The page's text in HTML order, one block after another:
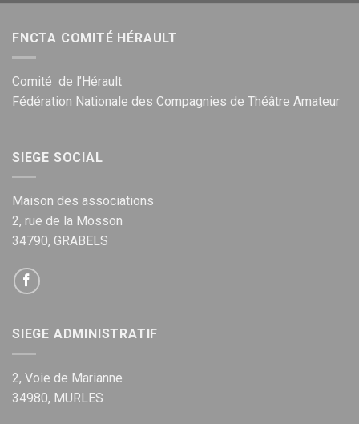
FNCTA COMITÉ HÉRAULT
Comité de l’Hérault
Fédération Nationale des Compagnies de Théâtre Amateur
SIEGE SOCIAL
Maison des associations
2, rue de la Mosson
34790, GRABELS
SIEGE ADMINISTRATIF
2, Voie de Marianne
34980, MURLES